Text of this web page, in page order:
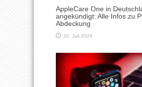
AppleCare One in
angekündigt: Alle Infos zu
Abdeckung
30. Juli 2026